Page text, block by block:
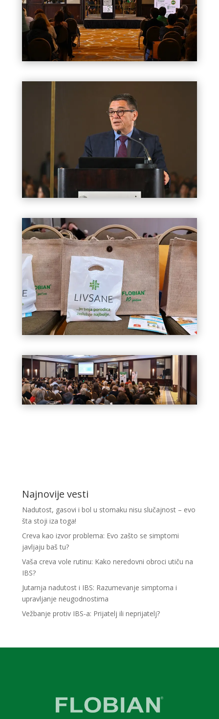
Najnovije vesti
Nadutost, gasovi i bol u stomaku nisu slučajnost – evo
šta stoji iza toga!
Creva kao izvor problema: Evo zašto se simptomi
javljaju baš tu?
Vaša creva vole rutinu: Kako neredovni obroci utiču na
IBS?
Jutarnja nadutost i IBS: Razumevanje simptoma i
upravljanje neugodnostima
Vežbanje protiv IBS-a: Prijatelj ili neprijatelj?